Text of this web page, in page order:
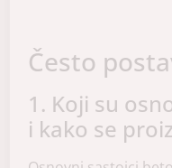
Često
1. Koji su
i kako se